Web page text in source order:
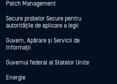
Patch Management
Secure probelor Secure pentru
autoritățile de aplicare a legii
Guvern, Apărare și Servicii de
Informații
Guvernul federal al Statelor Unite
Energie